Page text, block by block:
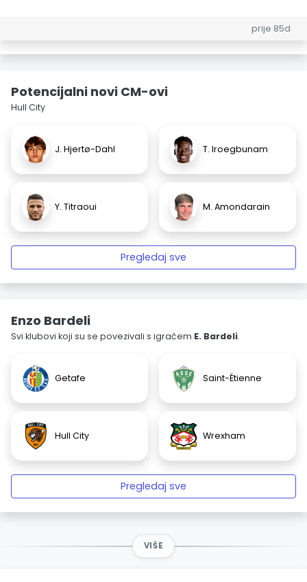
prije 85d
Potencijalni novi CM-ovi
Hull City
J. Hjertø-Dahl T. Iroegbunam
Y. Titraoui M. Amondarain
Pregledaj sve
Enzo Bardeli
Svi klubovi koji su se povezivali s igračem E. Bardeli.
Getafe Saint-Étienne
Hull City Wrexham
Pregledaj sve
VIŠE